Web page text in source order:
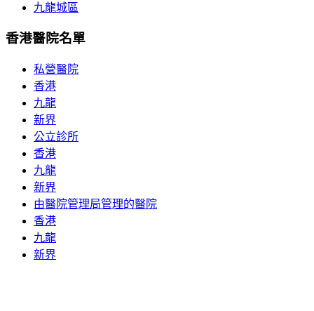
九龍城區
香港醫院名單
私營醫院
香港
九龍
新界
公立診所
香港
九龍
新界
由醫院管理局管理的醫院
香港
九龍
新界